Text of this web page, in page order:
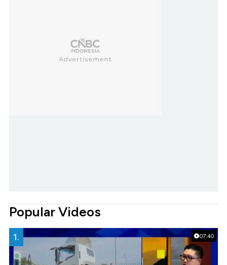
Popular Videos
07:40
1.